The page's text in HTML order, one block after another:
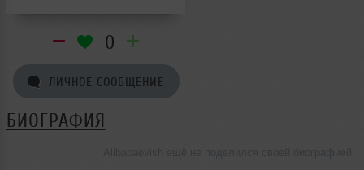
0
ЛИЧНОЕ СООБЩЕНИЕ
БИОГРАФИЯ